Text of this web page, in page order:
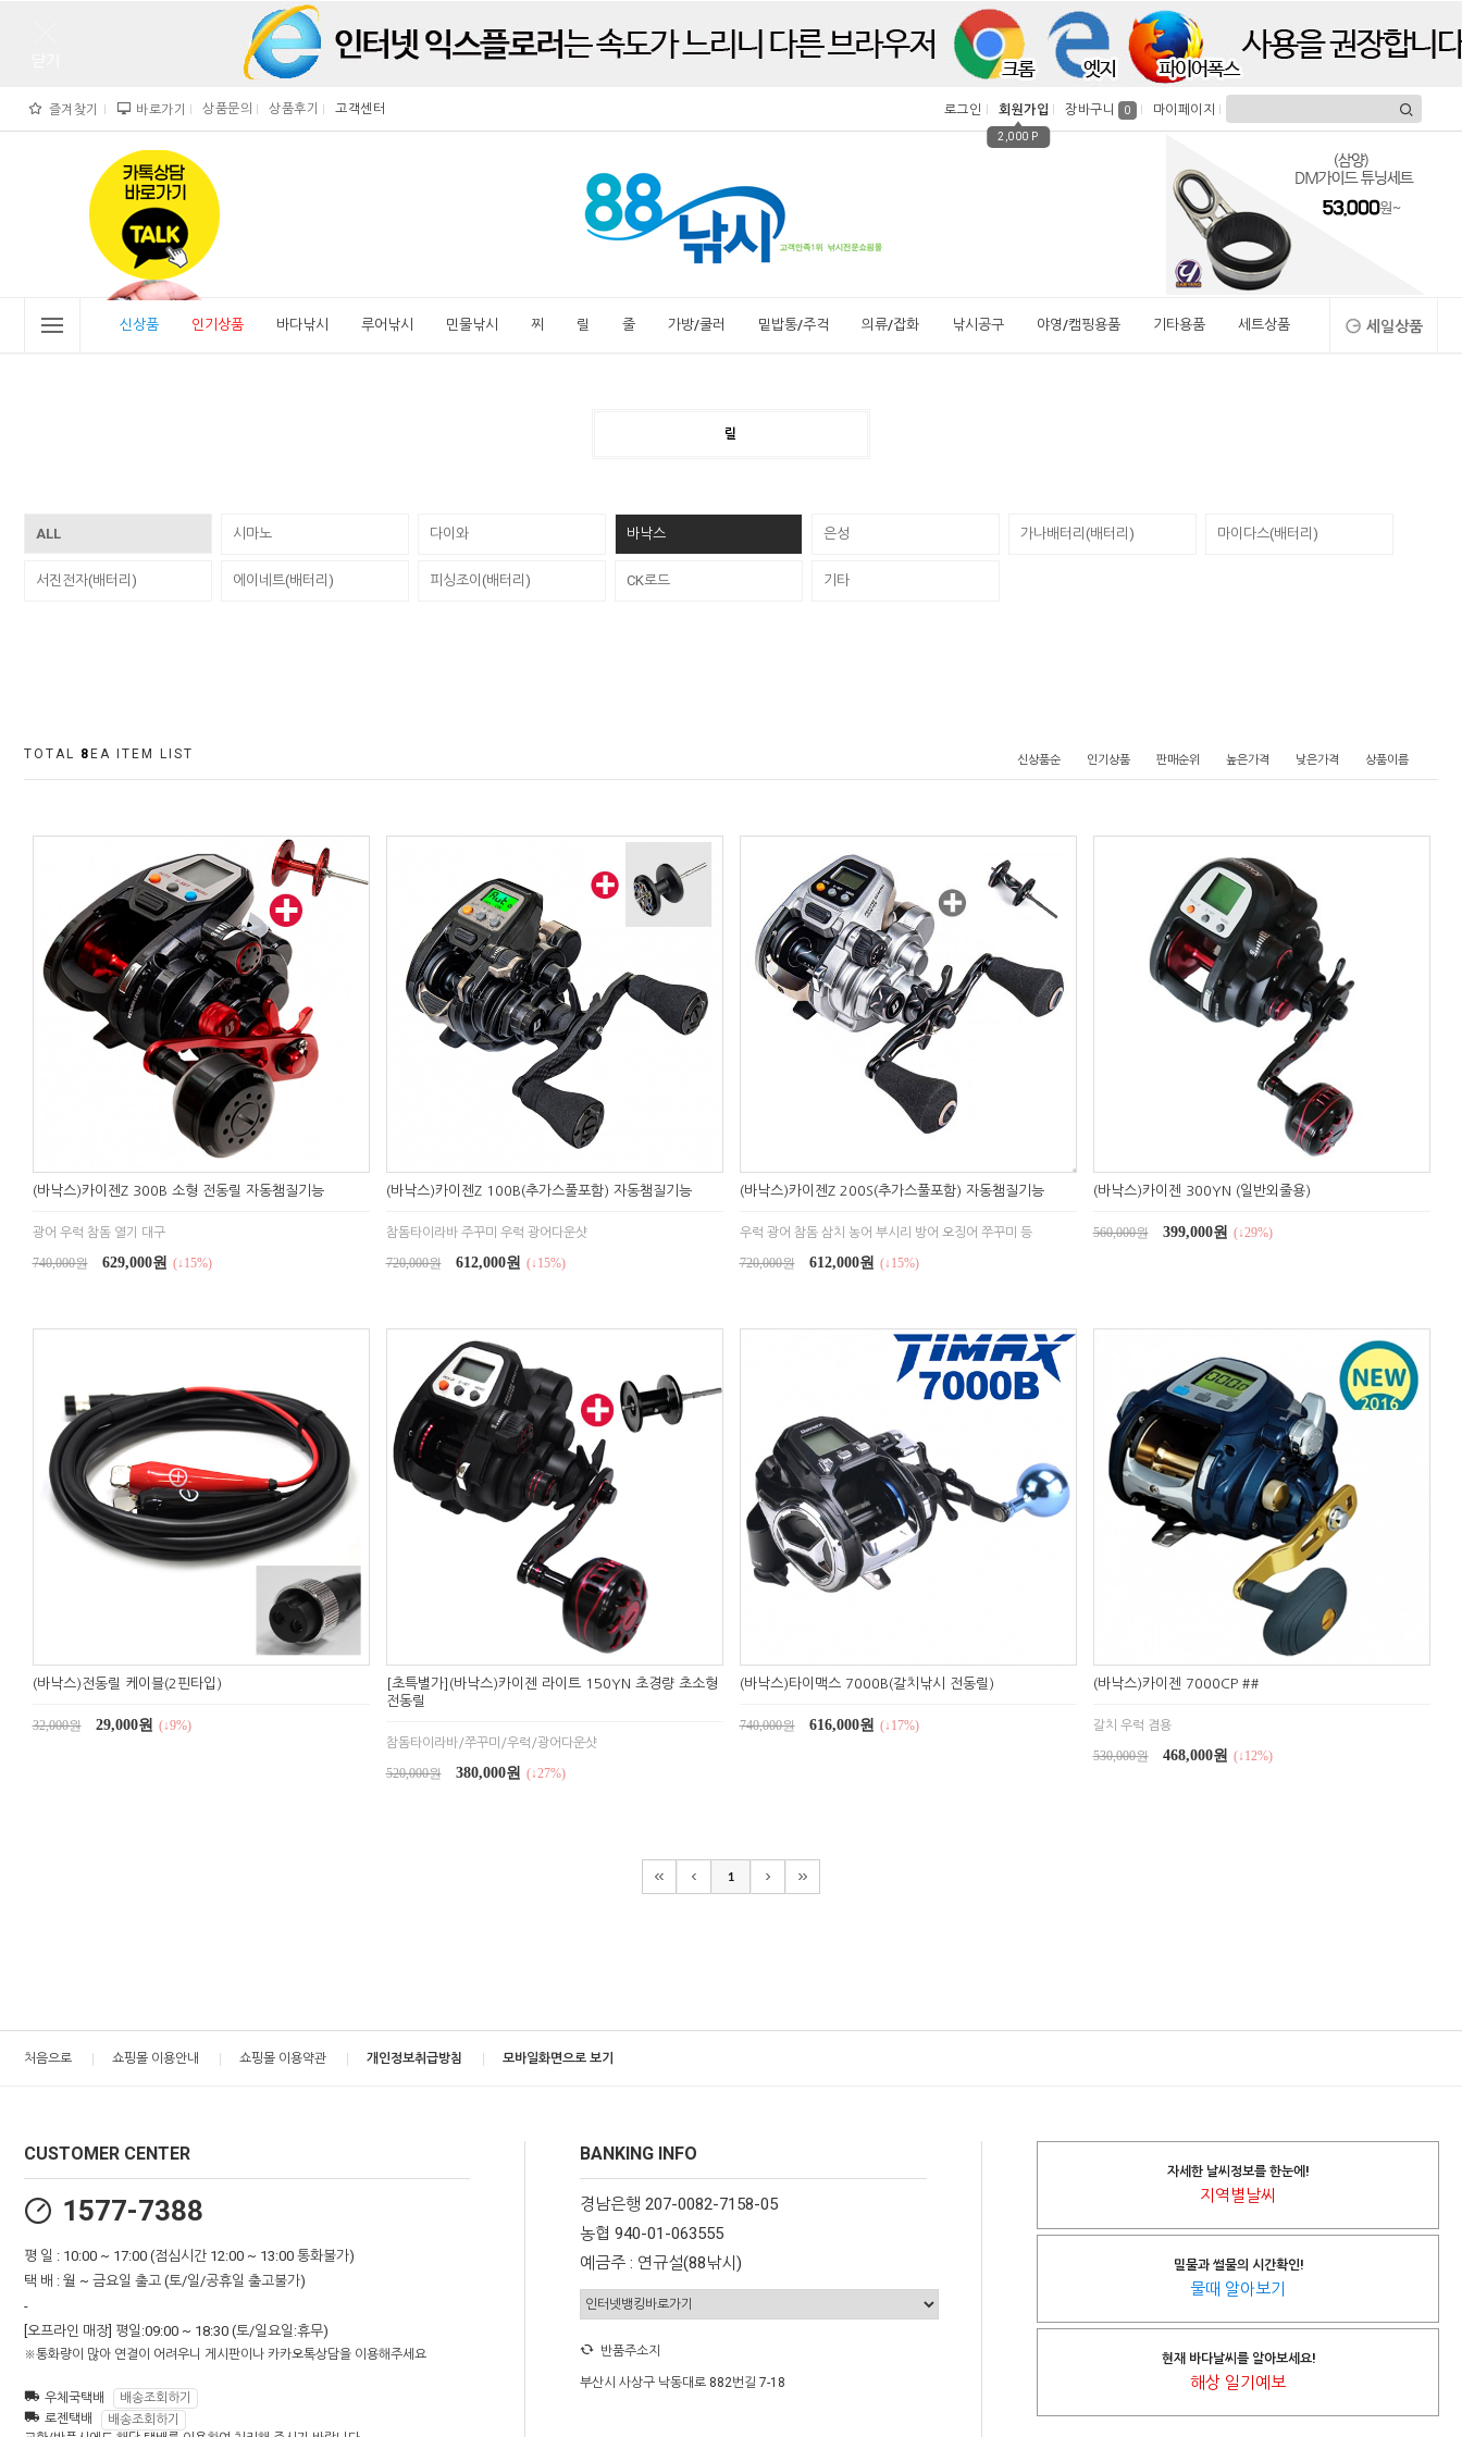
즐겨찾기 바로가기 상품문의 상품후기 고객센터 로그인 회원가입
2,000 P
장바구니 0 마이페이지
">
" alt="비린내">
신상품 인기상품 바다낚시 루어낚시 민물낚시 찌 릴 줄 가방/쿨러 밑밥통/주걱 의류/잡화 낚시공구 야영/캠핑용품 기타용품 세트상품 세일상품
릴
ALL 시마노 다이와 바낙스 은성 가나배터리(배터리) 마이다스(배터리)
서진전자(배터리) 에이네트(배터리) 피싱조이(배터리) CK로드 기타
TOTAL 8 EA ITEM LIST 신상품순 인기상품 판매순위 높은가격 낮은가격 상품이름
(바낙스)카이젠Z 300B 소형 전동릴 자동챔질기능
광어 우럭 참돔 열기 대구
740,000원 629,000원 (↓15%)
(바낙스)카이젠Z 100B(추가스풀포함) 자동챔질기능
참돔타이라바 주꾸미 우럭 광어다운샷
720,000원 612,000원 (↓15%)
(바낙스)카이젠Z 200S(추가스풀포함) 자동챔질기능
우럭 광어 참돔 삼치 농어 부시리 방어 오징어 쭈꾸미 등
720,000원 612,000원 (↓15%)
(바낙스)카이젠 300YN (일반외줄용)
560,000원 399,000원 (↓29%)
(바낙스)전동릴 케이블(2핀타입)
32,000원 29,000원 (↓9%)
[초특별가](바낙스)카이젠 라이트 150YN 초경량 초소형
전동릴
참돔타이라바/쭈꾸미/우럭/광어다운샷
520,000원 380,000원 (↓27%)
(바낙스)타이맥스 7000B(갈치낚시 전동릴)
740,000원 616,000원 (↓17%)
(바낙스)카이젠 7000CP ##
갈치 우럭 겸용
530,000원 468,000원 (↓12%)
1
처음으로 쇼핑몰 이용안내 쇼핑몰 이용약관 개인정보취급방침 모바일화면으로 보기
CUSTOMER CENTER
1577-7388
평 일 : 10:00 ~ 17:00 (점심시간 12:00 ~ 13:00 통화불가)
택 배 : 월 ~ 금요일 출고 (토/일/공휴일 출고불가)
-
[오프라인 매장] 평일:09:00 ~ 18:30 (토/일요일:휴무)
※통화량이 많아 연결이 어려우니 게시판이나 카카오톡상담을 이용해주세요
우체국택배
배송조회하기
로젠택배
배송조회하기
BANKING INFO
경남은행 207-0082-7158-05
농협 940-01-063555
예금주 : 연규설(88낚시)
반품주소지
부산시 사상구 낙동대로 882번길 7-18
자세한 날씨정보를 한눈에!
지역별날씨
밀물과 썰물의 시간확인!
물때 알아보기
현재 바다날씨를 알아보세요!
해상 일기예보